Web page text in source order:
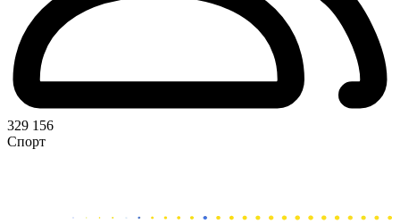
329 156
Спорт